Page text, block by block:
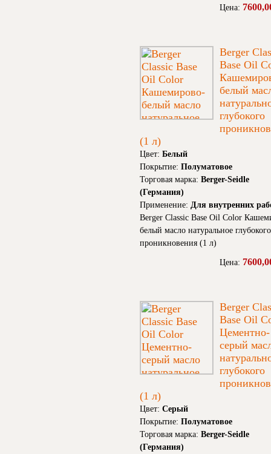
Цена:
Berger
Base Oil
белый
глубокого
(1 л)
Цвет: Белый
Покрытие: Полуматовое
Торговая марка: Berger-Seidle
(Германия)
Применение: Для внутренних
Berger Classic Base Oil Color
белый масло натуральное глубокого
проникновения (1 л)
Цена:
Berger
Base Oil
Цементно-
серый
глубокого
(1 л)
Цвет: Серый
Покрытие: Полуматовое
Торговая марка: Berger-Seidle
(Германия)